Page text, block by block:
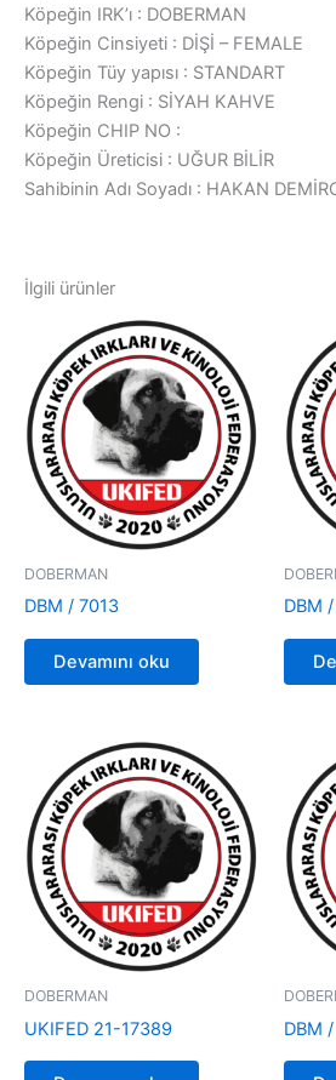
Köpeğin IRK’ı : DOBERMAN
Köpeğin Cinsiyeti : DİŞİ – FEMALE
Köpeğin Tüy yapısı : STANDART
Köpeğin Rengi : SİYAH KAHVE
Köpeğin CHIP NO :
Köpeğin Üreticisi : UĞUR BİLİR
Sahibinin Adı Soyadı : HAKAN
İlgili ürünler
DOBERMAN
DBM / 7013
Devamını oku
DBM
DOBERMAN
UKIFED 21-17389 DBM